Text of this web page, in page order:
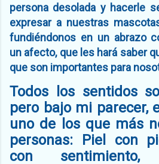
persona desolada y hacerle
expresar a nuestras
fundiéndonos en un abrazo
un afecto, que les hará saber
que son importantes para
Todos los sentidos
pero bajo mi parecer,
uno de los que más
personas: Piel con
con sentimiento,